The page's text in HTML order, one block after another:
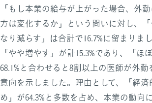
「もし本業の給与が上がった場合、外
方は変化するか」という問いに対し、
なり減らす」は合計で16.7%に留まりま
「やや増やす」が計15.3%であり、「ほ
68.1%と合わせると8割以上の医師が外
意向を示しました。理由として、「経
め」が64.3%と多数を占め、本業の動向